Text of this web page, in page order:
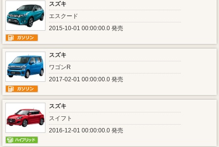
スズキ
エスクード
2015-10-01 00:00:00.0 発売
スズキ
ワゴンR
2017-02-01 00:00:00.0 発売
スズキ
スイフト
2016-12-01 00:00:00.0 発売